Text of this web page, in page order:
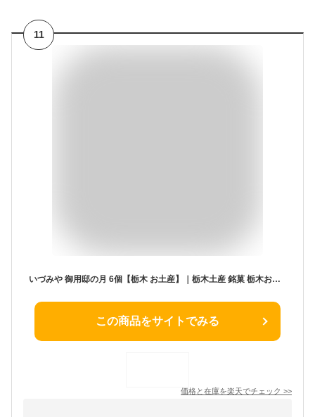
11
いづみや 御用邸の月 6個【栃木 お土産】｜栃木土産 銘菓 栃木お土産 おみやげ みやげ お菓子 プレゼント ギフト 手土産 洋菓子 お返し 挨拶 お礼 スイーツ お返し 栃木 帰省土産 お取り寄せ 贈り物
この商品をサイトでみる
価格と在庫を楽天でチェック >>